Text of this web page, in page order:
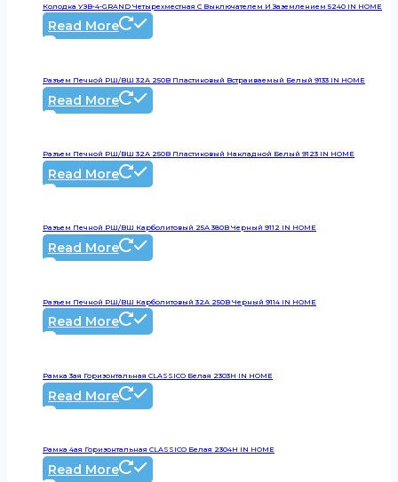
Колодка УЗВ-4-GRAND Четырехместная С Выключателем И Заземлением 5240 IN HOME
Read More
Разъем Печной РШ/ВШ 32А 250В Пластиковый Встраиваемый Белый 9133 IN HOME
Read More
Разъем Печной РШ/ВШ 32А 250В Пластиковый Накладной Белый 9123 IN HOME
Read More
Разъем Печной РШ/ВШ Карболитовый 25А 380В Черный 9112 IN HOME
Read More
Разъем Печной РШ/ВШ Карболитовый 32А 250В Черный 9114 IN HOME
Read More
Рамка 3ая Горизонтальная CLASSICO Белая 2303H IN HOME
Read More
Рамка 4ая Горизонтальная CLASSICO Белая 2304H IN HOME
Read More